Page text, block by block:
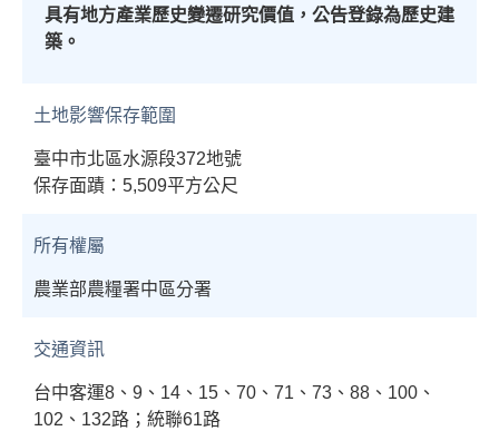
具有地方產業歷史變遷研究價值，公告登錄為歷史建
築。
土地影響保存範圍
臺中市北區水源段372地號
保存面蹟：5,509平方公尺
所有權屬
農業部農糧署中區分署
交通資訊
台中客運8、9、14、15、70、71、73、88、100、
102、132路；統聯61路